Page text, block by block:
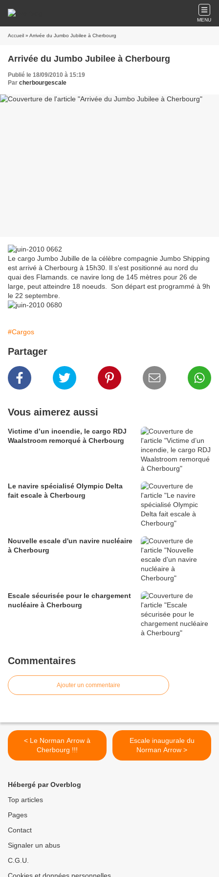
MENU
Accueil » Arrivée du Jumbo Jubilee à Cherbourg
Arrivée du Jumbo Jubilee à Cherbourg
Publié le 18/09/2010 à 15:19
Par cherbourgescale
Le cargo Jumbo Jubille de la célèbre compagnie Jumbo Shipping
est arrivé à Cherbourg à 15h30. Il s'est positionné au nord du
quai des Flamands. ce navire long de 145 mètres pour 26 de
large, peut atteindre 18 noeuds. Son départ est programmé à 9h
le 22 septembre.
#Cargos
Partager
Vous aimerez aussi
Victime d’un incendie, le cargo RDJ
Waalstroom remorqué à Cherbourg
Le navire spécialisé Olympic Delta
fait escale à Cherbourg
Nouvelle escale d'un navire nucléaire
à Cherbourg
Escale sécurisée pour le chargement
nucléaire à Cherbourg
Commentaires
Ajouter un commentaire
< Le Norman Arrow à
Cherbourg !!!
Escale inaugurale du
Norman Arrow >
Hébergé par Overblog
Top articles
Pages
Contact
Signaler un abus
C.G.U.